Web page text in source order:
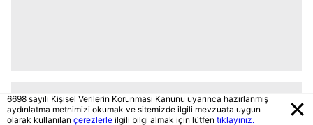
6698 sayılı Kişisel Verilerin Korunması Kanunu uyarınca hazırlanmış
aydınlatma metnimizi okumak ve sitemizde ilgili mevzuata uygun
olarak kullanılan çerezlerle ilgili bilgi almak için lütfen tıklayınız.